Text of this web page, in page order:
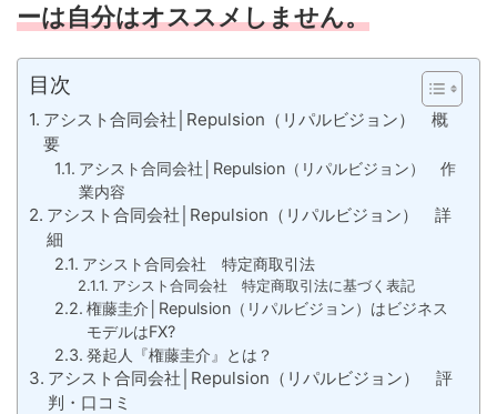
ーは自分はオススメしません。
目次
アシスト合同会社│Repulsion（リパルビジョン） 概
要
アシスト合同会社│Repulsion（リパルビジョン） 作
業内容
アシスト合同会社│Repulsion（リパルビジョン） 詳
細
アシスト合同会社 特定商取引法
アシスト合同会社 特定商取引法に基づく表記
権藤圭介│Repulsion（リパルビジョン）はビジネス
モデルはFX?
発起人『権藤圭介』とは？
アシスト合同会社│Repulsion（リパルビジョン） 評
判・口コミ